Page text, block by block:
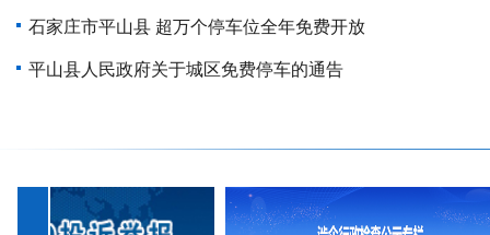
石家庄市平山县 超万个停车位全年免费开放
平山县人民政府关于城区免费停车的通告